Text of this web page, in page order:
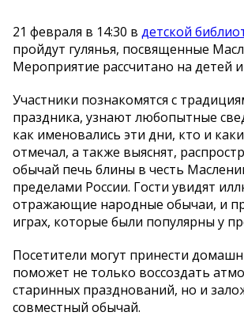
21 февраля в 14:30 в детской
пройдут гулянья, посвященные
Мероприятие рассчитано на детей
Участники познакомятся с
праздника, узнают любопытные
как именовались эти дни, кто и
отмечал, а также выяснят,
обычай печь блины в честь
пределами России. Гости увидят
отражающие народные обычаи, и
играх, которые были популярны у
Посетители могут принести
поможет не только воссоздать
старинных празднований, но и
совместный обычай.